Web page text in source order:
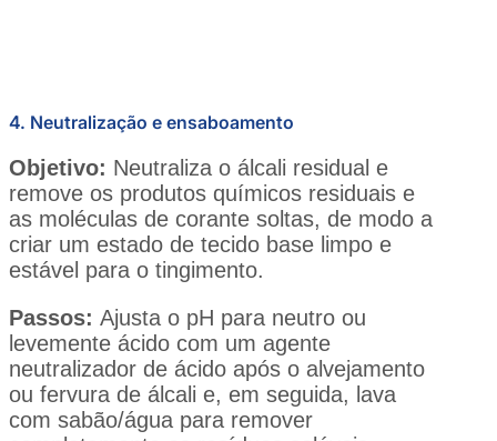
4. Neutralização e ensaboamento
Objetivo: Neutraliza o álcali residual e
remove os produtos químicos residuais e
as moléculas de corante soltas, de modo a
criar um estado de tecido base limpo e
estável para o tingimento.
Passos: Ajusta o pH para neutro ou
levemente ácido com um agente
neutralizador de ácido após o alvejamento
ou fervura de álcali e, em seguida, lava
com sabão/água para remover